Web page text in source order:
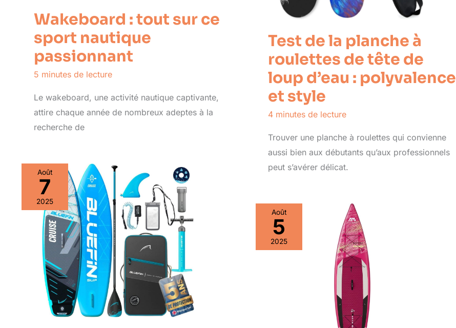
Test de la planche à
roulettes de tête de
loup d’eau : polyvalence
et style
4 minutes de lecture
Trouver une planche à roulettes qui convienne
aussi bien aux débutants qu’aux professionnels
peut s’avérer délicat.
Wakeboard : tout sur ce
sport nautique
passionnant
5 minutes de lecture
Le wakeboard, une activité nautique captivante,
attire chaque année de nombreux adeptes à la
recherche de
Août
7
2025
Août
5
2025